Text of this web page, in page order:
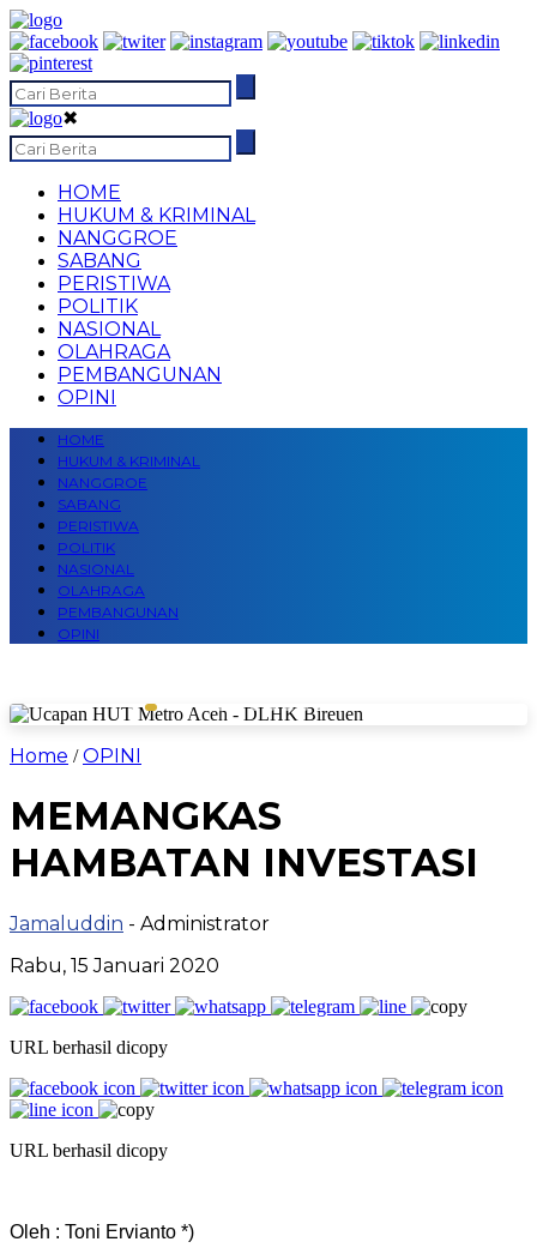
✖
HOME
HUKUM & KRIMINAL
NANGGROE
SABANG
PERISTIWA
POLITIK
NASIONAL
OLAHRAGA
PEMBANGUNAN
OPINI
HOME
HUKUM & KRIMINAL
NANGGROE
SABANG
PERISTIWA
POLITIK
NASIONAL
OLAHRAGA
PEMBANGUNAN
OPINI
Home /OPINI
MEMANGKAS
HAMBATAN INVESTASI
Jamaluddin - Administrator
Rabu, 15 Januari 2020
URL berhasil dicopy
URL berhasil dicopy
Oleh : Toni Ervianto *)